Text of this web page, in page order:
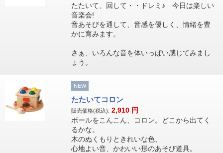
たたいて、回して・・ドレミ♪ 今日は楽しい
音楽会!
音あそびを通して、音感を優しく、情緒を豊
かに育みます。
さぁ、いろんな音を体いっぱい感じてみまし
ょう。
NEW
たたいてコロン
販売価格(税込): 2,910 円
ボールをこんこん、コロン。どこから出てく
るかな。
木のぬくもりときれいな色、
心地よい音、かわいい形のあそび道具。